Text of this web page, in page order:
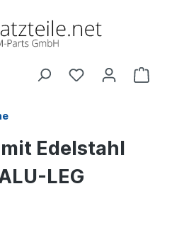
Edelstahl
LEG